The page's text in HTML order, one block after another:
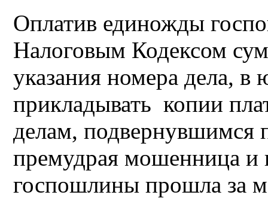
Оплатив единожды
Налоговым Кодексом
указания номера дела,
прикладывать копии
делам, подвернувшимся
премудрая мошенница и
госпошлины прошла за